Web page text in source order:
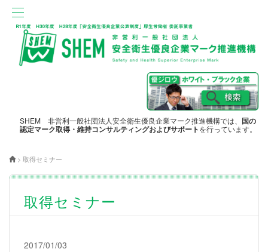
SHEM 非営利一般社団法人安全衛生優良企業マーク推進機構では、 国の
認定マーク取得・維持コンサルティングおよびサポートを行っています。
> 取得セミナー
取得セミナー
2017/01/03